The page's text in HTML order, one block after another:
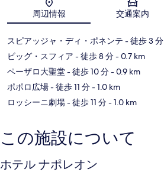
地図
周辺情報 交通案内
スピアッジャ・ディ・ポネンテ - 徒歩 3 分
ビッグ・スフィア - 徒歩 8 分- 0.7 km
ペーザロ大聖堂- 徒歩 10 分- 0.9 km
ポポロ広場- 徒歩 11 分- 1.0 km
ロッシーニ劇場- 徒歩 11 分- 1.0 km
この施設について
ホテル ナポレオン